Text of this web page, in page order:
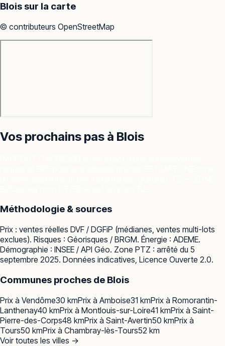
Blois sur la carte
© contributeurs OpenStreetMap
Vos prochains pas à Blois
Méthodologie & sources
Prix : ventes réelles DVF / DGFiP (médianes, ventes multi-lots
exclues). Risques : Géorisques / BRGM. Énergie : ADEME.
Démographie : INSEE / API Géo. Zone PTZ : arrêté du 5
septembre 2025. Données indicatives, Licence Ouverte 2.0.
Communes proches de Blois
Prix à Vendôme30 kmPrix à Amboise31 kmPrix à Romorantin-
Lanthenay40 kmPrix à Montlouis-sur-Loire41 kmPrix à Saint-
Pierre-des-Corps48 kmPrix à Saint-Avertin50 kmPrix à
Tours50 kmPrix à Chambray-lès-Tours52 km
Voir toutes les villes →